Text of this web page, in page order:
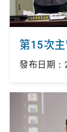
第15次
發布日期：